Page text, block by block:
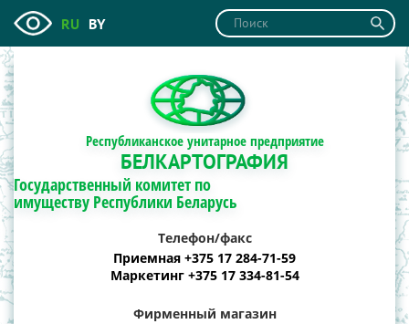
RU BY
Республиканское унитарное предприятие
БЕЛКАРТОГРАФИЯ
Государственный комитет по
имуществу Республики Беларусь
Телефон/факс
Приемная +375 17 284-71-59
Маркетинг +375 17 334-81-54
Фирменный магазин